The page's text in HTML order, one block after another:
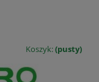
Koszyk:(pusty)